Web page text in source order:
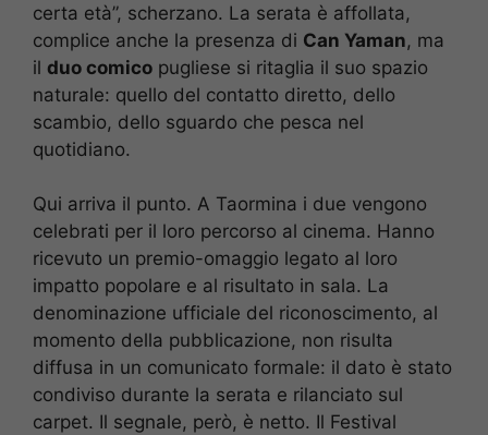
certa età”, scherzano. La serata è affollata,
complice anche la presenza di Can Yaman, ma
il duo comico pugliese si ritaglia il suo spazio
naturale: quello del contatto diretto, dello
scambio, dello sguardo che pesca nel
quotidiano.
Qui arriva il punto. A Taormina i due vengono
celebrati per il loro percorso al cinema. Hanno
ricevuto un premio-omaggio legato al loro
impatto popolare e al risultato in sala. La
denominazione ufficiale del riconoscimento, al
momento della pubblicazione, non risulta
diffusa in un comunicato formale: il dato è stato
condiviso durante la serata e rilanciato sul
carpet. Il segnale, però, è netto. Il Festival